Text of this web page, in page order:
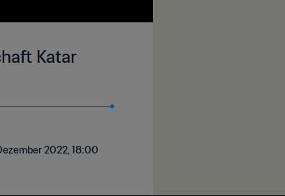
Katar
2022, 18:00